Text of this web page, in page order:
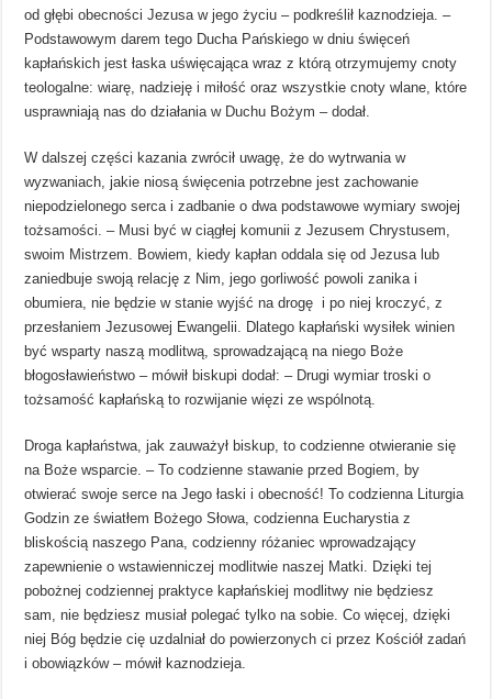
od głębi obecności Jezusa w jego życiu – podkreślił kaznodzieja. –
Podstawowym darem tego Ducha Pańskiego w dniu święceń
kapłańskich jest łaska uświęcająca wraz z którą otrzymujemy cnoty
teologalne: wiarę, nadzieję i miłość oraz wszystkie cnoty wlane, które
usprawniają nas do działania w Duchu Bożym – dodał.
W dalszej części kazania zwrócił uwagę, że do wytrwania w
wyzwaniach, jakie niosą święcenia potrzebne jest zachowanie
niepodzielonego serca i zadbanie o dwa podstawowe wymiary swojej
tożsamości. – Musi być w ciągłej komunii z Jezusem Chrystusem,
swoim Mistrzem. Bowiem, kiedy kapłan oddala się od Jezusa lub
zaniedbuje swoją relację z Nim, jego gorliwość powoli zanika i
obumiera, nie będzie w stanie wyjść na drogę i po niej kroczyć, z
przesłaniem Jezusowej Ewangelii. Dlatego kapłański wysiłek winien
być wsparty naszą modlitwą, sprowadzającą na niego Boże
błogosławieństwo – mówił biskupi dodał: – Drugi wymiar troski o
tożsamość kapłańską to rozwijanie więzi ze wspólnotą.
Droga kapłaństwa, jak zauważył biskup, to codzienne otwieranie się
na Boże wsparcie. – To codzienne stawanie przed Bogiem, by
otwierać swoje serce na Jego łaski i obecność! To codzienna Liturgia
Godzin ze światłem Bożego Słowa, codzienna Eucharystia z
bliskością naszego Pana, codzienny różaniec wprowadzający
zapewnienie o wstawienniczej modlitwie naszej Matki. Dzięki tej
pobożnej codziennej praktyce kapłańskiej modlitwy nie będziesz
sam, nie będziesz musiał polegać tylko na sobie. Co więcej, dzięki
niej Bóg będzie cię uzdalniał do powierzonych ci przez Kościół zadań
i obowiązków – mówił kaznodzieja.